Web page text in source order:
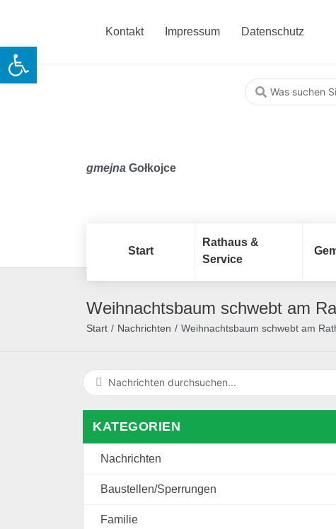
Kontakt Impressum Datenschutz
gmejna Gołkojce
Start
Rathaus &
Service
Weihnachtsbaum schwebt am
Start / Nachrichten / Weihnachtsbaum schwebt am
KATEGORIEN
Nachrichten
Baustellen/Sperrungen
Familie
Open toolbar